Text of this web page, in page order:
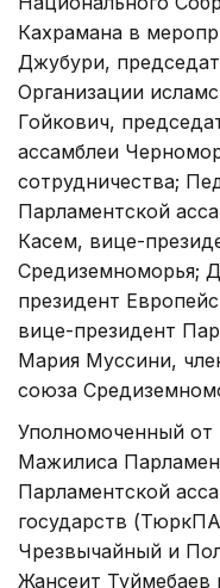
Кахрамана в
Джубури,
Организации
Гойкович,
ассамблеи
сотрудничества;
Парламентской
Касем, вице-
Средиземноморья;
президент
вице-президент
Мария Муссини,
союза
Уполномоченный от
Мажилиса
Парламентской
государств
Чрезвычайный и
Жансеит Туймебаев